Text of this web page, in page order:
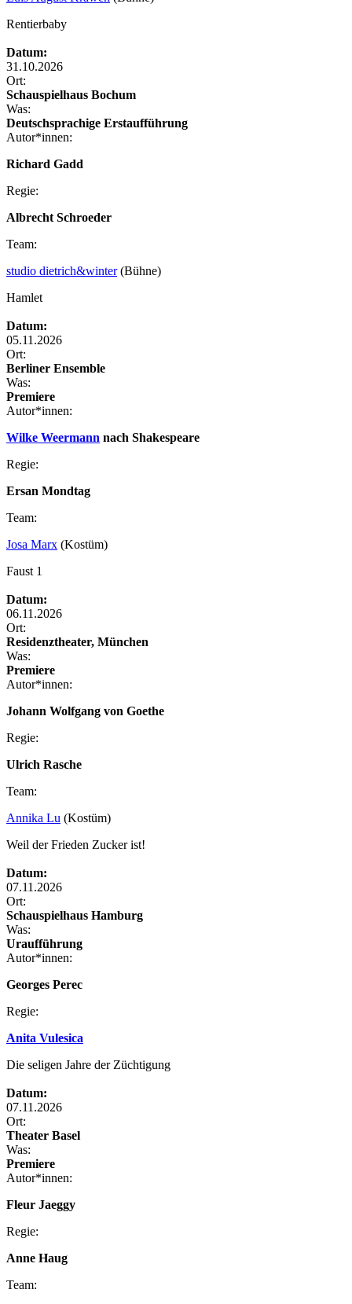
Rentierbaby
Datum:
31.10.2026
Ort:
Schauspielhaus Bochum
Was:
Deutschsprachige Erstaufführung
Autor*innen:
Richard Gadd
Regie:
Albrecht Schroeder
Team:
studio dietrich&winter(Bühne)
Hamlet
Datum:
05.11.2026
Ort:
Berliner Ensemble
Was:
Premiere
Autor*innen:
Wilke Weermann nach Shakespeare
Regie:
Ersan Mondtag
Team:
Josa Marx (Kostüm)
Faust 1
Datum:
06.11.2026
Ort:
Residenztheater, München
Was:
Premiere
Autor*innen:
Johann Wolfgang von Goethe
Regie:
Ulrich Rasche
Team:
Annika Lu (Kostüm)
Weil der Frieden Zucker ist!
Datum:
07.11.2026
Ort:
Schauspielhaus Hamburg
Was:
Uraufführung
Autor*innen:
Georges Perec
Regie:
Anita Vulesica
Die seligen Jahre der Züchtigung
Datum:
07.11.2026
Ort:
Theater Basel
Was:
Premiere
Autor*innen:
Fleur Jaeggy
Regie:
Anne Haug
Team: